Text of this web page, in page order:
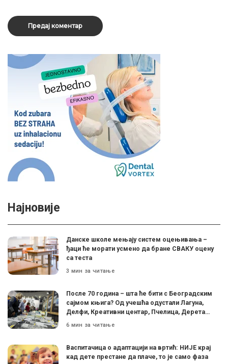
Најновије
Данске школе мењају систем оцењивања –
ђаци ће морати усмено да бране СВАКУ оцену
са теста
3 мин за читање
После 70 година – шта ће бити с Београдским
сајмом књига? Од учешћа одустали Лагуна,
Делфи, Креативни центар, Пчелица, Дерета…
6 мин за читање
Васпитачица о адаптацији на вртић: НИЈЕ крај
кад дете престане да плаче, то је само фаза